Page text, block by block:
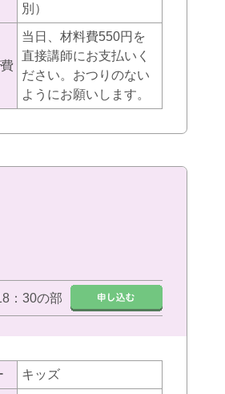
別）
当日、材料費550円を
直接講師にお支払いく
ださい。おつりのない
ようにお願いします。
：30の部
キッズ